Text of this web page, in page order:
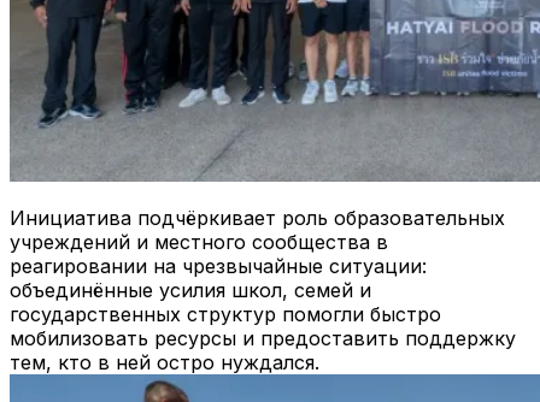
Инициатива подчёркивает роль образовательных
учреждений и местного сообщества в
реагировании на чрезвычайные ситуации:
объединённые усилия школ, семей и
государственных структур помогли быстро
мобилизовать ресурсы и предоставить поддержку
тем, кто в ней остро нуждался.